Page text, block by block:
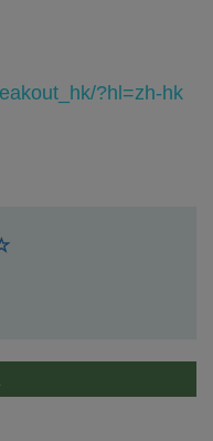
?hl=zh-hk